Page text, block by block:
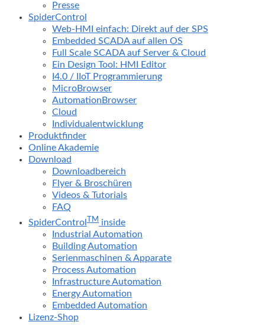
Presse
SpiderControl
Web-HMI einfach: Direkt auf der SPS
Embedded SCADA auf allen OS
Full Scale SCADA auf Server & Cloud
Ein Design Tool: HMI Editor
I4.0 / IIoT Programmierung
MicroBrowser
AutomationBrowser
Cloud
Individualentwicklung
Produktfinder
Online Akademie
Download
Downloadbereich
Flyer & Broschüren
Videos & Tutorials
FAQ
SpiderControl TM inside
Industrial Automation
Building Automation
Serienmaschinen & Apparate
Process Automation
Infrastructure Automation
Energy Automation
Embedded Automation
Lizenz-Shop